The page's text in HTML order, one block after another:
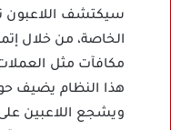
سيكتشف اللاعبون
الخاصة، من خلال
مكافآت مثل العملات
هذا النظام يضيف
ويشجع اللاعبين